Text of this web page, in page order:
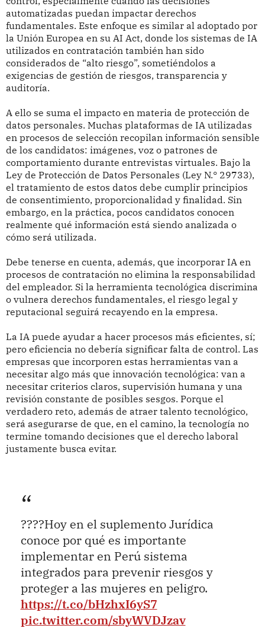
automatizadas puedan impactar derechos
fundamentales. Este enfoque es similar al adoptado por
la Unión Europea en su AI Act, donde los sistemas de IA
utilizados en contratación también han sido
considerados de “alto riesgo”, sometiéndolos a
exigencias de gestión de riesgos, transparencia y
auditoría.
A ello se suma el impacto en materia de protección de
datos personales. Muchas plataformas de IA utilizadas
en procesos de selección recopilan información sensible
de los candidatos: imágenes, voz o patrones de
comportamiento durante entrevistas virtuales. Bajo la
Ley de Protección de Datos Personales (Ley N.° 29733),
el tratamiento de estos datos debe cumplir principios
de consentimiento, proporcionalidad y finalidad. Sin
embargo, en la práctica, pocos candidatos conocen
realmente qué información está siendo analizada o
cómo será utilizada.
Debe tenerse en cuenta, además, que incorporar IA en
procesos de contratación no elimina la responsabilidad
del empleador. Si la herramienta tecnológica discrimina
o vulnera derechos fundamentales, el riesgo legal y
reputacional seguirá recayendo en la empresa.
La IA puede ayudar a hacer procesos más eficientes, sí;
pero eficiencia no debería significar falta de control. Las
empresas que incorporen estas herramientas van a
necesitar algo más que innovación tecnológica: van a
necesitar criterios claros, supervisión humana y una
revisión constante de posibles sesgos. Porque el
verdadero reto, además de atraer talento tecnológico,
será asegurarse de que, en el camino, la tecnología no
termine tomando decisiones que el derecho laboral
justamente busca evitar.
????Hoy en el suplemento Jurídica
conoce por qué es importante
implementar en Perú sistema
integrados para prevenir riesgos y
proteger a las mujeres en peligro.
https://t.co/bHzhxI6yS7
pic.twitter.com/sbyWVDJzav